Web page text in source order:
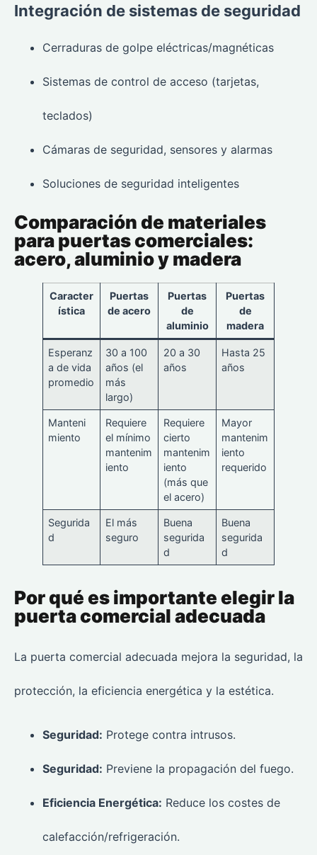
Integración de sistemas de seguridad
Cerraduras de golpe eléctricas/magnéticas
Sistemas de control de acceso (tarjetas,
teclados)
Cámaras de seguridad, sensores y alarmas
Soluciones de seguridad inteligentes
Comparación de materiales
para puertas comerciales:
acero, aluminio y madera
Caracter
ística
Puertas
de acero
Puertas
de
aluminio
Puertas
de
madera
Esperanz
a de vida
promedio
30 a 100
años (el
más
largo)
20 a 30
años
Hasta 25
años
Manteni
miento
Requiere
el mínimo
mantenim
iento
Requiere
cierto
mantenim
iento
(más que
el acero)
Mayor
mantenim
iento
requerido
Segurida
d
El más
seguro
Buena
segurida
d
Buena
segurida
d
Por qué es importante elegir la
puerta comercial adecuada
La puerta comercial adecuada mejora la seguridad, la
protección, la eficiencia energética y la estética.
Seguridad: Protege contra intrusos.
Seguridad: Previene la propagación del fuego.
Eficiencia Energética: Reduce los costes de
calefacción/refrigeración.